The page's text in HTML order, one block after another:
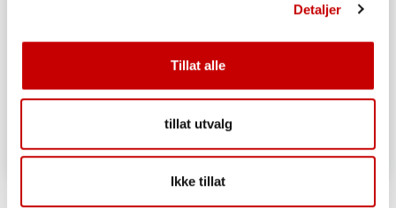
Detaljer
Tillat alle
tillat utvalg
Ikke tillat
Brownie med oreo